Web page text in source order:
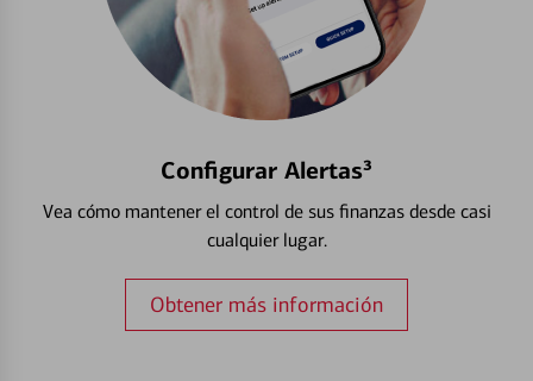
Configurar Alertas³
Vea cómo mantener el control de sus finanzas desde casi
cualquier lugar.
Obtener más información